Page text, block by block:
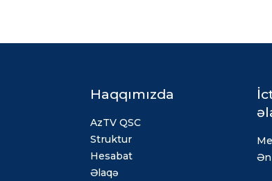
Haqqımızda
AzTV QSC
Struktur
Hesabat
Əlaqə
Ən